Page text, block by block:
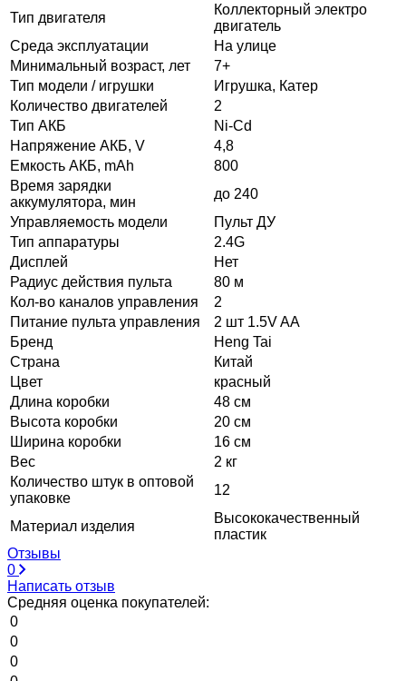
Тип двигателя
Коллекторный электро
двигатель
Среда эксплуатации
На улице
Минимальный возраст, лет
7+
Тип модели / игрушки
Игрушка, Катер
Количество двигателей
2
Тип АКБ
Ni-Cd
Напряжение АКБ, V
4,8
Емкость АКБ, mAh
800
Время зарядки
аккумулятора, мин
до 240
Управляемость модели
Пульт ДУ
Тип аппаратуры
2.4G
Дисплей
Нет
Радиус действия пульта
80 м
Кол-во каналов управления
2
Питание пульта управления
2 шт 1.5V AA
Бренд
Heng Tai
Страна
Китай
Цвет
красный
Длина коробки
48 см
Высота коробки
20 см
Ширина коробки
16 см
Вес
2 кг
Количество штук в оптовой
упаковке
12
Материал изделия
Высококачественный
пластик
Отзывы
0
Написать отзыв
Средняя оценка покупателей:
0
0
0